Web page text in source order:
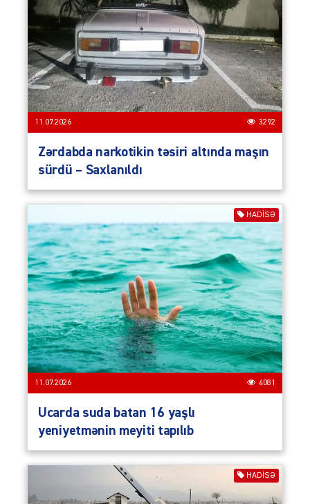
11.07.2026 3292
Zərdabda narkotikin təsiri altında maşın
sürdü – Saxlanıldı
HADISƏ
11.07.2026 4081
Ucarda suda batan 16 yaşlı
yeniyetmənin meyiti tapılıb
HADISƏ